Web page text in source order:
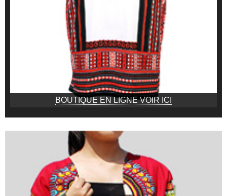
BOUTIQUE EN LIGNE VOIR ICI